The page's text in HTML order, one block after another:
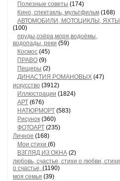
Полезные советы (174)
Кино, спектакль, мультфильм (168)
АВТОМОБИЛИ, МОТОЦИКЛЫ, ЯХТЫ
(100)
пруды,озёра,моря,водоёмы,
водопады, реки (59)
Космос (45)
ПРАВО (9)
Пещеры (2)
ДИНАСТИЯ РОМАНОВЫХ (47)
искусство (3912)
Иллюстрации (1824)
АРТ (676)
НАТЮРМОРТ (583)
Рисунок (360)
ФОТОАРТ (235)
Личное (168)
Мои стихи (6)
ВЗГЛЯД ИЗ ОКНА (2)
любовь, счастье, стихи о любви, стихи
о счастье, (1190)
моя семья (39)